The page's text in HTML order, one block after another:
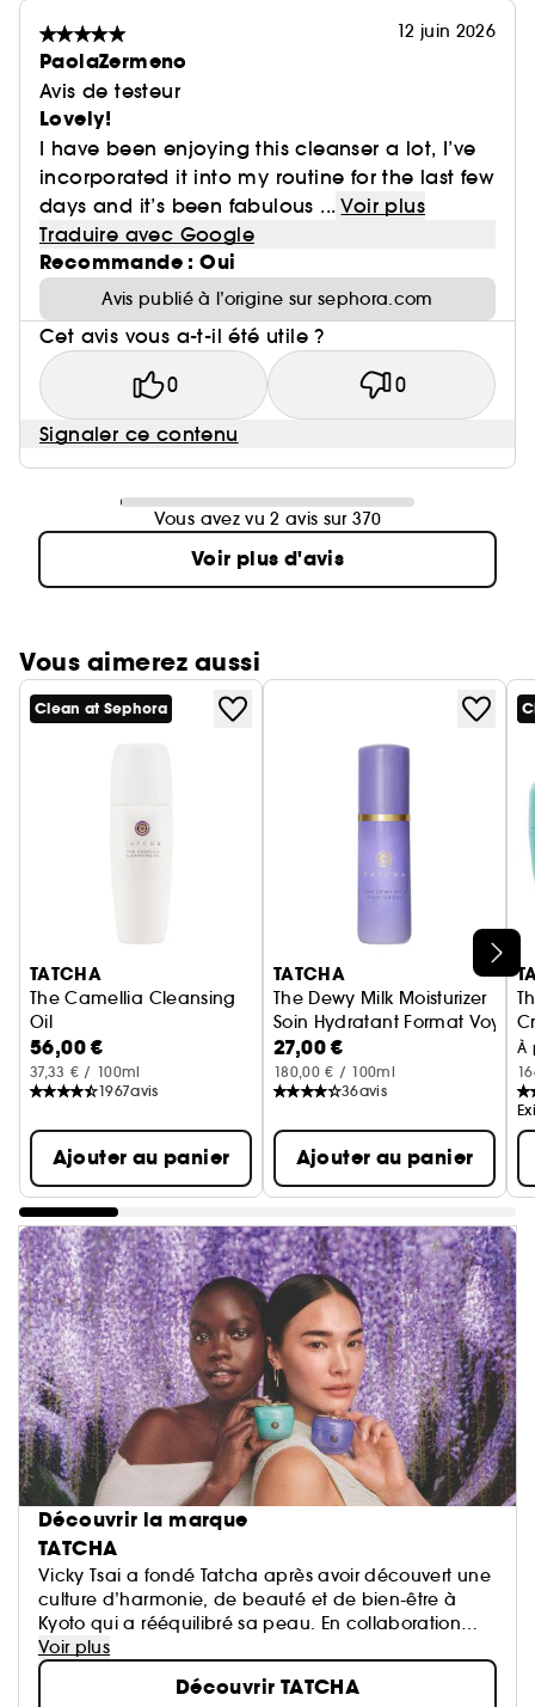
12 juin 2026
PaolaZermeno
Avis de testeur
Lovely!
I have been enjoying this cleanser a lot, I’ve
incorporated it into my routine for the last few
days and it’s been fabulous ... Voir plus
Traduire avec Google
Recommande : Oui
Avis publié à l’origine sur sephora.com
Cet avis vous a-t-il été utile ?
0 0
Signaler ce contenu
Vous avez vu 2 avis sur 370
Voir plus d'avis
Vous aimerez aussi
Ignorer le carrousel produits
Clean at Sephora
TATCHA
The Camellia Cleansing
Oil
Démaquillant Et Nettoyant 2-en-1
56,00 €
37,33 € / 100ml
1967avis
Ajouter au panier
TATCHA
The Dewy Milk Moisturizer
Soin Hydratant Format
27,00 €
180,00 € / 100ml
36avis
Ajouter au panier
À
Découvrir la marque
TATCHA
Vicky Tsai a fondé Tatcha après avoir découvert une
culture d’harmonie, de beauté et de bien-être à
Kyoto qui a rééquilibré sa peau. En collaboration
avec une équipe talentueuse au Japon, elle a créé
des soins de la peau japonais transformateurs pour
nourrir la peau et l’esprit.
Voir plus
Découvrir TATCHA